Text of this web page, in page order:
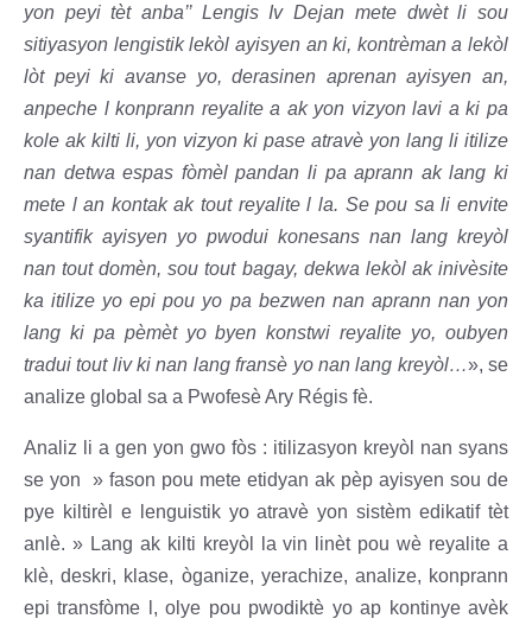
yon peyi tèt anba’’ Lengis Iv Dejan mete dwèt li sou
sitiyasyon lengistik lekòl ayisyen an ki, kontrèman a lekòl
lòt peyi ki avanse yo, derasinen aprenan ayisyen an,
anpeche l konprann reyalite a ak yon vizyon lavi a ki pa
kole ak kilti li, yon vizyon ki pase atravè yon lang li itilize
nan detwa espas fòmèl pandan li pa aprann ak lang ki
mete l an kontak ak tout reyalite l la. Se pou sa li envite
syantifik ayisyen yo pwodui konesans nan lang kreyòl
nan tout domèn, sou tout bagay, dekwa lekòl ak inivèsite
ka itilize yo epi pou yo pa bezwen nan aprann nan yon
lang ki pa pèmèt yo byen konstwi reyalite yo, oubyen
tradui tout liv ki nan lang fransè yo nan lang kreyòl…», se
analize global sa a Pwofesè Ary Régis fè.
Analiz li a gen yon gwo fòs : itilizasyon kreyòl nan syans
se yon » fason pou mete etidyan ak pèp ayisyen sou de
pye kiltirèl e lenguistik yo atravè yon sistèm edikatif tèt
anlè. » Lang ak kilti kreyòl la vin linèt pou wè reyalite a
klè, deskri, klase, òganize, yerachize, analize, konprann
epi transfòme l, olye pou pwodiktè yo ap kontinye avèk